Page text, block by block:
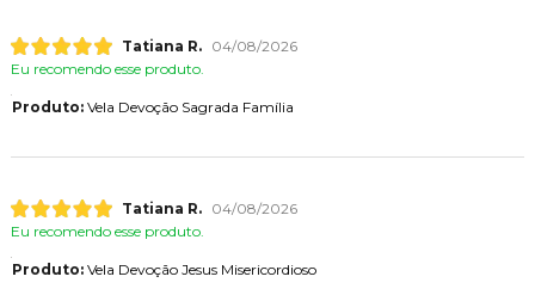
Tatiana R.
04/08/2026
Eu recomendo esse produto.
Produto:Vela Devoção Sagrada Família
Tatiana R.
04/08/2026
Eu recomendo esse produto.
Produto:Vela Devoção Jesus Misericordioso